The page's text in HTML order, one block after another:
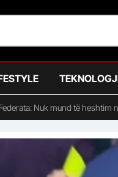
Nuk mund të heshtim